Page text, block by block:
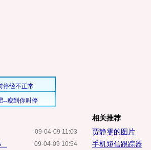
09-04-09 11:03
09-04-09 10:54
相关推荐
贾静雯的图片
手机短信跟踪器